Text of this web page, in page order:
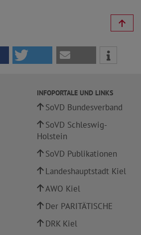
INFOPORTALE UND LINKS
SoVD Bundesverband
SoVD Schleswig-
Holstein
SoVD Publikationen
Landeshauptstadt Kiel
AWO Kiel
Der PARITÄTISCHE
DRK Kiel